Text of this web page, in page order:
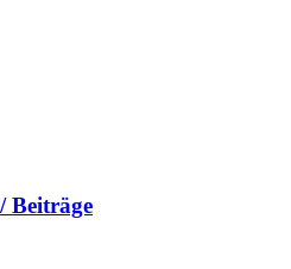
Beiträge